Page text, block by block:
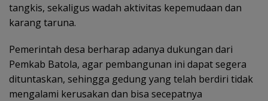
tangkis, sekaligus wadah aktivitas kepemudaan dan
karang taruna.
Pemerintah desa berharap adanya dukungan dari
Pemkab Batola, agar pembangunan ini dapat segera
dituntaskan, sehingga gedung yang telah berdiri tidak
mengalami kerusakan dan bisa secepatnya